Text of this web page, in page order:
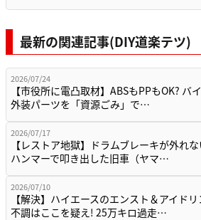
最新の関連記事(DIY道楽テツ)
2026/07/24
【市役所に電凸取材】ABSもPPもOK? バ
外装パーツを「資源ごみ」で…
2026/07/17
【レストア地獄】ドラムブレーキが外れ
ハンマーで叩き出した旧車（ヤマ…
2026/07/10
【解決】ハイエースのエンスト＆アイド
不調はここを疑え! 25万キロ過走…